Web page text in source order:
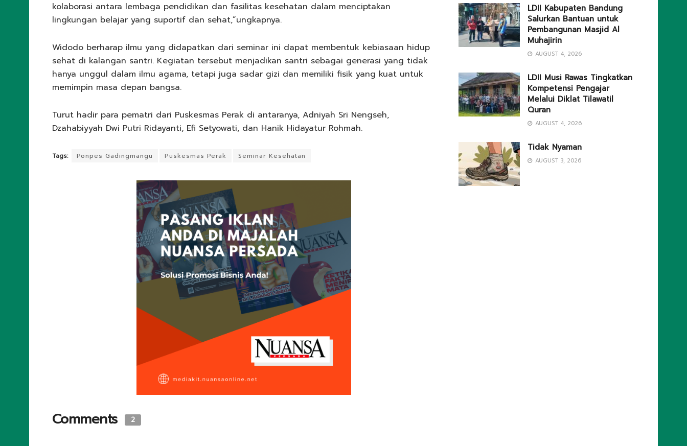
kolaborasi antara lembaga pendidikan dan fasilitas kesehatan dalam menciptakan
lingkungan belajar yang suportif dan sehat,”ungkapnya.
Widodo berharap ilmu yang didapatkan dari seminar ini dapat membentuk kebiasaan hidup
sehat di kalangan santri. Kegiatan tersebut menjadikan santri sebagai generasi yang tidak
hanya unggul dalam ilmu agama, tetapi juga sadar gizi dan memiliki fisik yang kuat untuk
memimpin masa depan bangsa.
Turut hadir para pematri dari Puskesmas Perak di antaranya, Adniyah Sri Nengseh,
Dzahabiyyah Dwi Putri Ridayanti, Efi Setyowati, dan Hanik Hidayatur Rohmah.
Tags: Ponpes Gadingmangu Puskesmas Perak Seminar Kesehatan
Comments 2
LDII Kabupaten Bandung
Salurkan Bantuan untuk
Pembangunan Masjid Al
Muhajirin
AUGUST 4, 2026
LDII Musi Rawas Tingkatkan
Kompetensi Pengajar
Melalui Diklat Tilawatil
Quran
AUGUST 4, 2026
Tidak Nyaman
AUGUST 3, 2026